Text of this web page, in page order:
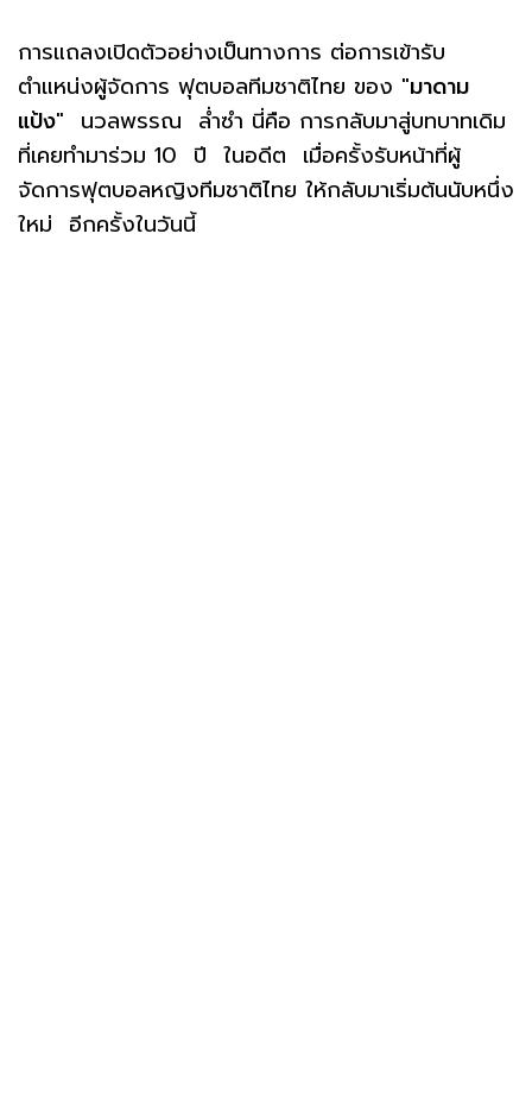
การแถลงเปิดตัวอย่างเป็นทางการ ต่อการเข้ารับ
ตำแหน่งผู้จัดการ ฟุตบอลทีมชาติไทย ของ "มาดาม
แป้ง" นวลพรรณ ล่ำซำ นี่คือ การกลับมาสู่บทบาทเดิม
ที่เคยทำมาร่วม 10 ปี ในอดีต เมื่อครั้งรับหน้าที่ผู้
จัดการฟุตบอลหญิงทีมชาติไทย ให้กลับมาเริ่มต้นนับหนึ่ง
ใหม่ อีกครั้งในวันนี้